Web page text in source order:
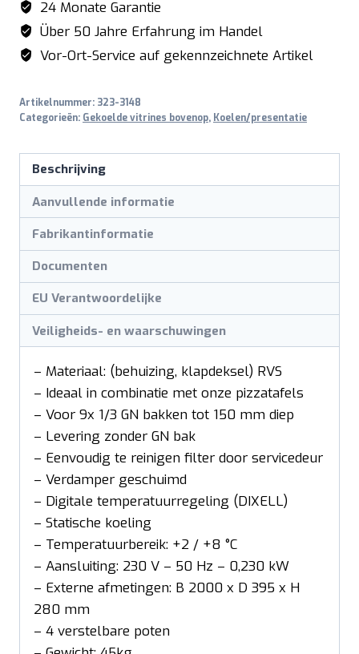
1/3
GN
VRX
2000
S/S
aantal
24 Monate Garantie
Über 50 Jahre Erfahrung im Handel
Vor-Ort-Service auf gekennzeichnete Artikel
Artikelnummer: 323-3148
Categorieën: Gekoelde vitrines bovenop, Koelen/presentatie
Beschrijving
Aanvullende informatie
Fabrikantinformatie
Documenten
EU Verantwoordelijke
Veiligheids- en waarschuwingen
– Materiaal: (behuizing, klapdeksel) RVS
– Ideaal in combinatie met onze pizzatafels
– Voor 9x 1/3 GN bakken tot 150 mm diep
– Levering zonder GN bak
– Eenvoudig te reinigen filter door servicedeur
– Verdamper geschuimd
– Digitale temperatuurregeling (DIXELL)
– Statische koeling
– Temperatuurbereik: +2 / +8 °C
– Aansluiting: 230 V – 50 Hz – 0,230 kW
– Externe afmetingen: B 2000 x D 395 x H
280 mm
– 4 verstelbare poten